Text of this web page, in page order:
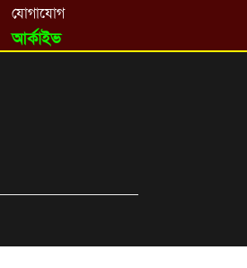
ও পুরস্কার বিতরণ
ঝুঁকিতে
যোগাযোগ
আর্কাইভ